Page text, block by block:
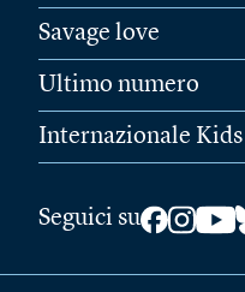
Savage love
Ultimo numero
Internazionale Kids
Seguici su